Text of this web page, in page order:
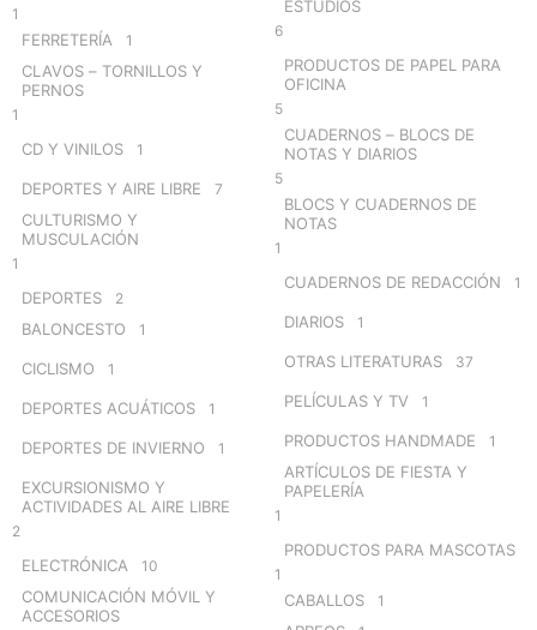
1
FERRETERÍA 1
CLAVOS – TORNILLOS Y
PERNOS
1
CD Y VINILOS 1
DEPORTES Y AIRE LIBRE 7
CULTURISMO Y
MUSCULACIÓN
1
DEPORTES 2
BALONCESTO 1
CICLISMO 1
DEPORTES ACUÁTICOS 1
DEPORTES DE INVIERNO 1
EXCURSIONISMO Y
ACTIVIDADES AL AIRE LIBRE
2
ELECTRÓNICA 10
COMUNICACIÓN MÓVIL Y
ACCESORIOS
ESTUDIOS
6
PRODUCTOS DE PAPEL PARA
OFICINA
5
CUADERNOS – BLOCS DE
NOTAS Y DIARIOS
5
BLOCS Y CUADERNOS DE
NOTAS
1
CUADERNOS DE REDACCIÓN 1
DIARIOS 1
OTRAS LITERATURAS 37
PELÍCULAS Y TV 1
PRODUCTOS HANDMADE 1
ARTÍCULOS DE FIESTA Y
PAPELERÍA
1
PRODUCTOS PARA MASCOTAS
1
CABALLOS 1